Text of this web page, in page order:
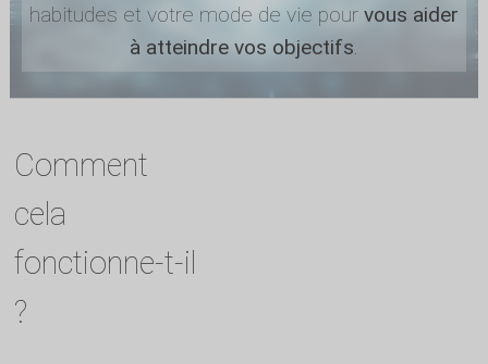
habitudes et votre mode de vie pour vous aider
à atteindre vos objectifs
Comment
cela
fonctionne-t-il
?